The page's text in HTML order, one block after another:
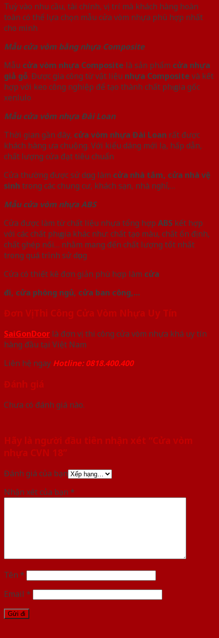
Tuỳ vào nhu cầu, tài chính, vị trí mà khách hàng hoàn
toàn có thể lựa chọn mẫu cửa vòm nhựa phù hợp nhất
cho mình
Mẫu cửa vòm bằng nhựa Composite
Mẫu cửa vòm nhựa Composite là sản phẩm cửa nhựa
giả gỗ. Được gia công từ vật liệu nhựa Composite và kết
hợp với keo công nghiệp để tạo thành chất phụ gia gốc
xenlulo
Mẫu cửa vòm nhựa Đài Loan
Thời gian gần đây, cửa vòm nhựa Đài Loan rất được
khách hàng ưa chuộng. Với kiểu dáng mới lạ, hấp dẫn,
chất lượng cửa đạt tiêu chuẩn
Cửa thường được sử dụng làm cửa nhà tắm, cửa nhà vệ
sinh trong các chung cư, khách sạn, nhà nghỉ,…
Mẫu cửa vòm nhựa ABS
Cửa được làm từ chất liệu nhựa tổng hợp ABS kết hợp
với các chất phụ gia khác như: chất tạo màu, chất ổn định,
chất ghép nối… nhằm mang đến chất lượng tốt nhất
trong quá trình sử dụng
Cửa có thiết kê đơn giản phù hợp làm cửa
đi, cửa phòng ngủ, cửa ban công,…
Đơn Vị Thi Công Cửa Vòm Nhựa Uy Tín
SaiGonDoor là đơn vị thi công cửa vòm nhựa khá uy tín
hàng đầu tại Việt Nam
Liên hệ ngay Hotline: 0818.400.400
Đánh giá
Chưa có đánh giá nào.
Hãy là người đầu tiên nhận xét “Cửa vòm
nhựa CVN 18”
Đánh giá của bạn
Nhận xét của bạn *
Tên *
Email *